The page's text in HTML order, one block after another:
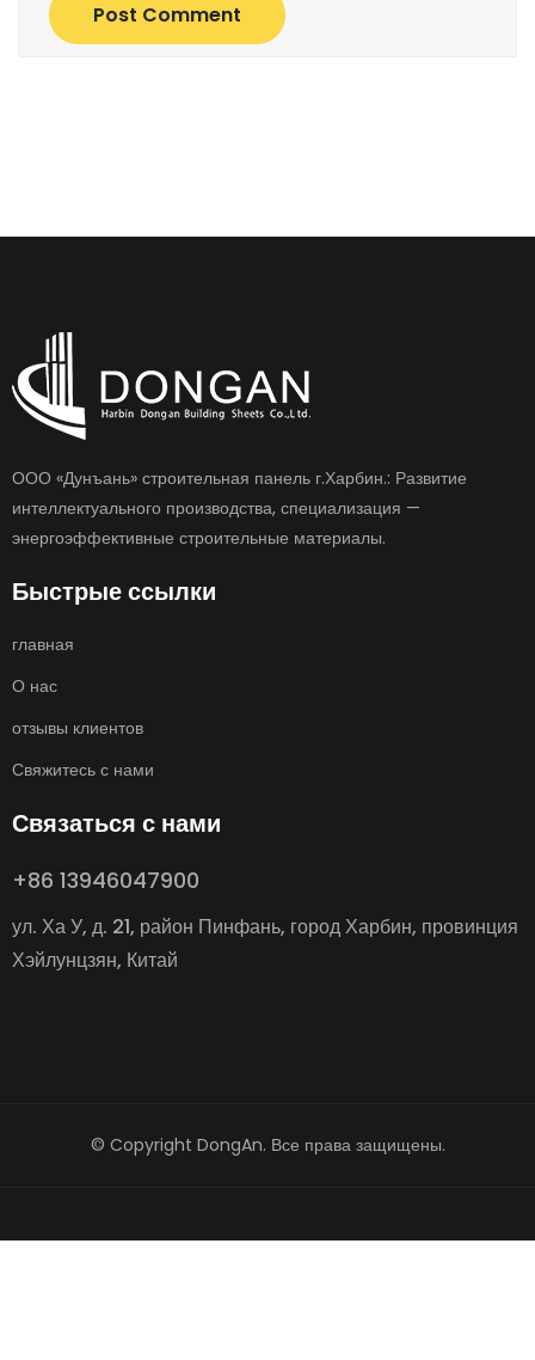
Post Comment
ООО «Дунъань» строительная панель г.Харбин.: Развитие
интеллектуального производства, специализация —
энергоэффективные строительные материалы.
Быстрые ссылки
главная
О нас
отзывы клиентов
Свяжитесь с нами
Связаться с нами
+86 13946047900
ул. Ха У, д. 21, район Пинфань, город Харбин, провинция
Хэйлунцзян, Китай
© Copyright DongAn. Все права защищены.